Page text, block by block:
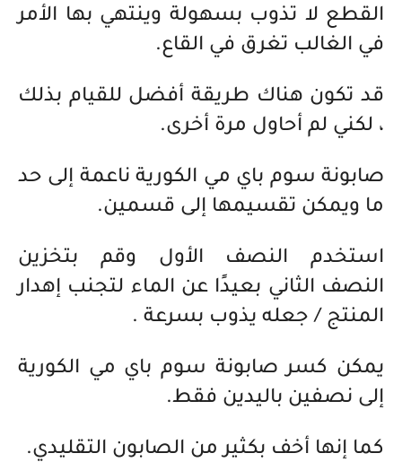
القطع لا تذوب بسهولة وينتهي بها الأمر
في الغالب تغرق في القاع.
قد تكون هناك طريقة أفضل للقيام بذلك
، لكني لم أحاول مرة أخرى.
صابونة سوم باي مي الكورية ناعمة إلى حد
ما ويمكن تقسيمها إلى قسمين.
استخدم النصف الأول وقم بتخزين
النصف الثاني بعيدًا عن الماء لتجنب إهدار
المنتج / جعله يذوب بسرعة .
يمكن كسر صابونة سوم باي مي الكورية
إلى نصفين باليدين فقط.
كما إنها أخف بكثير من الصابون التقليدي.